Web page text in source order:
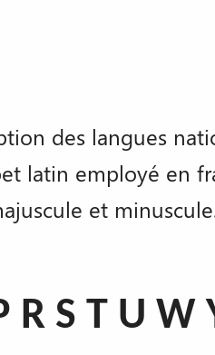
des langues
latin employé en
et
R S T U W